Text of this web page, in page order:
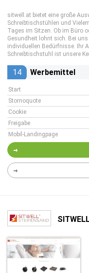
sitwell.at bietet eine große
Schreibtischstühlen und
Tages im Sitzen. Ob im Büro
Gesundheit lohnt sich. Bei
individuellen Bedürfnisse. Ihr
Schreibtischstuhl ist unsere
14 Werbemittel
Start
Stornoquote
Cookie
Freigabe
Mobil-Landingpage